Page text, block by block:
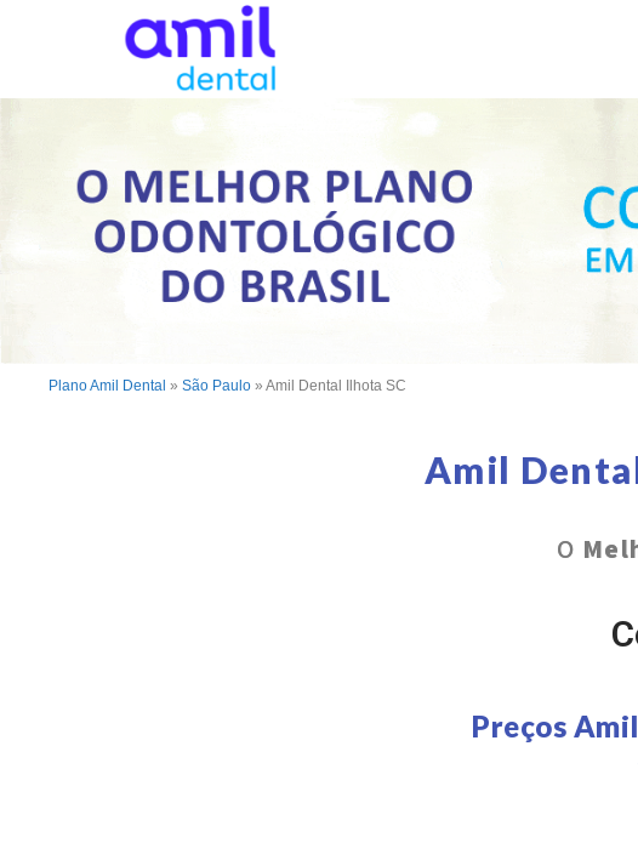
Plano Amil Dental » São Paulo » Amil Dental Ilhota SC
Amil
O
Preços